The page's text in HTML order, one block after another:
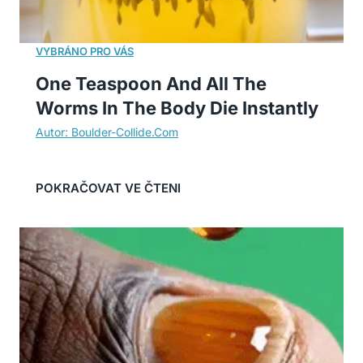
One Teaspoon And All The
Worms In The Body Die Instantly